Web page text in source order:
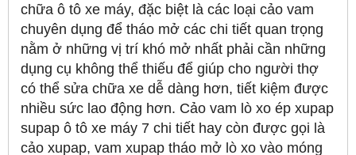
chữa ô tô xe máy, đặc biệt là các loại cảo vam
chuyên dụng để tháo mở các chi tiết quan trọng
nằm ở những vị trí khó mở nhất phải cần những
dụng cụ không thể thiếu để giúp cho người thợ
có thể sửa chữa xe dễ dàng hơn, tiết kiệm được
nhiều sức lao động hơn. Cảo vam lò xo ép xupap
supap ô tô xe máy 7 chi tiết hay còn được gọi là
cảo xupap, vam xupap tháo mở lò xo vào móng